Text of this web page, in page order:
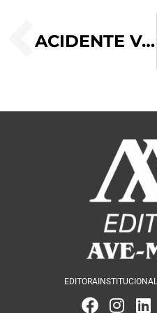
ACIDENTE VASCULAR CEREBRAL (AVC): SINAIS, TIPOS, PREVENÇÃO E TRATAMENTO
EDITORAINSTITUCIONAL